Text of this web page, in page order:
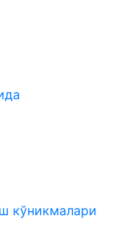
кўникмалари